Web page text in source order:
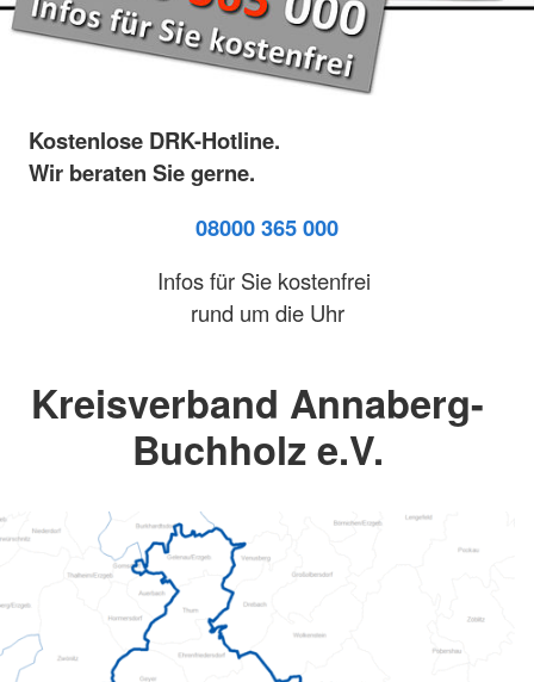
Kostenlose DRK-Hotline.
Wir beraten Sie gerne.
08000 365 000
Infos für Sie kostenfrei
rund um die Uhr
Kreisverband Annaberg-
Buchholz e.V.